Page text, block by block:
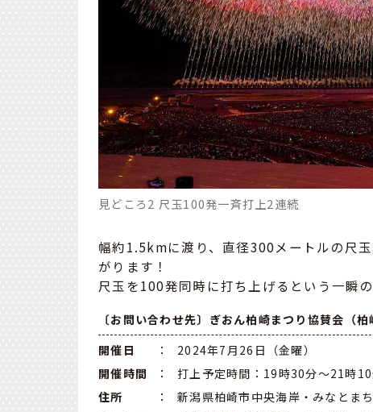
見どころ2 尺玉100発一斉打上2連続
幅約1.5kmに渡り、直径300メートルの尺
がります！
尺玉を100発同時に打ち上げるという一瞬
〔お問い合わせ先〕ぎおん柏崎まつり協賛会（柏
開催日
：
2024年7月26日（金曜）
開催時間
：
打上予定時間：19時30分～21時
住所
：
新潟県柏崎市中央海岸・みなとま